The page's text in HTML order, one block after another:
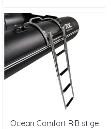
Ocean Comfort RIB stige